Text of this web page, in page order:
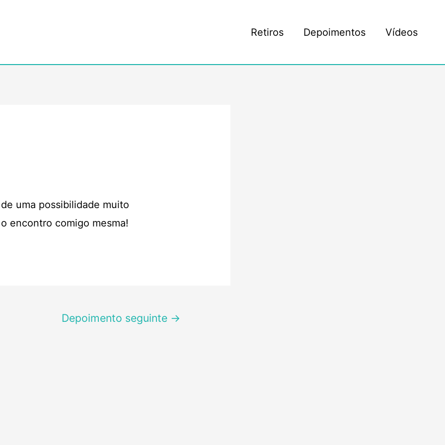
Retiros Depoimentos Vídeos
uma possibilidade muito
encontro comigo mesma!
Depoimento seguinte →